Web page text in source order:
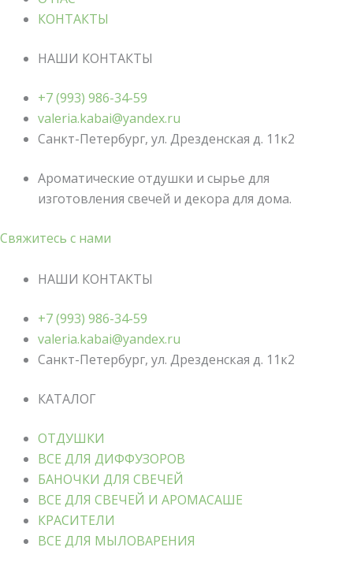
КОНТАКТЫ
НАШИ КОНТАКТЫ
+7 (993) 986-34-59
valeria.kabai@yandex.ru
Санкт-Петербург, ул. Дрезденская д. 11к2
Ароматические отдушки и сырье для
изготовления свечей и декора для дома.
Свяжитесь с нами
НАШИ КОНТАКТЫ
+7 (993) 986-34-59
valeria.kabai@yandex.ru
Санкт-Петербург, ул. Дрезденская д. 11к2
КАТАЛОГ
ОТДУШКИ
ВСЕ ДЛЯ ДИФФУЗОРОВ
БАНОЧКИ ДЛЯ СВЕЧЕЙ
ВСЕ ДЛЯ СВЕЧЕЙ И АРОМАСАШЕ
КРАСИТЕЛИ
ВСЕ ДЛЯ МЫЛОВАРЕНИЯ